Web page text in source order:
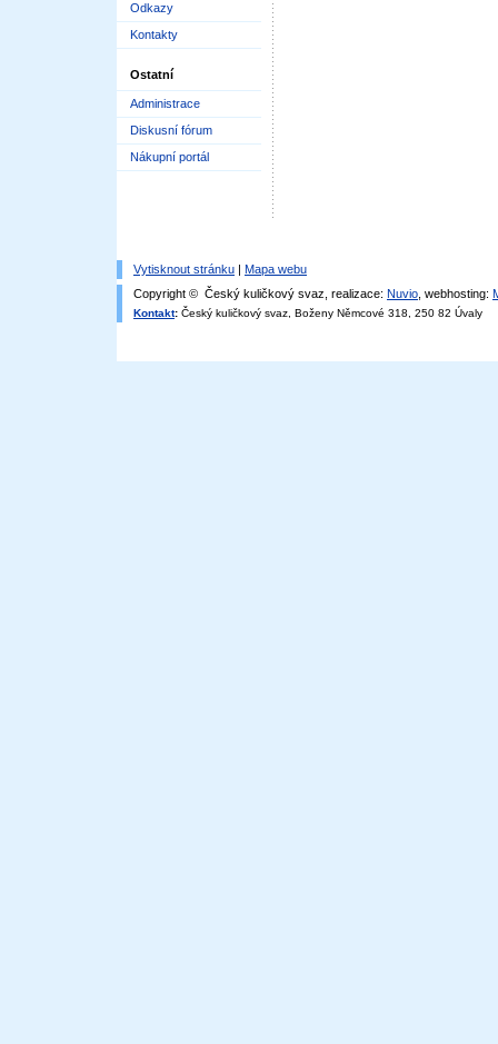
Odkazy
Kontakty
Ostatní
Administrace
Diskusní fórum
Nákupní portál
Vytisknout stránku | Mapa webu
Copyright © Český kuličkový svaz, realizace: Nuvio , webhosting:
Kontakt: Český kuličkový svaz, Boženy Němcové 318, 250 82 Úvaly